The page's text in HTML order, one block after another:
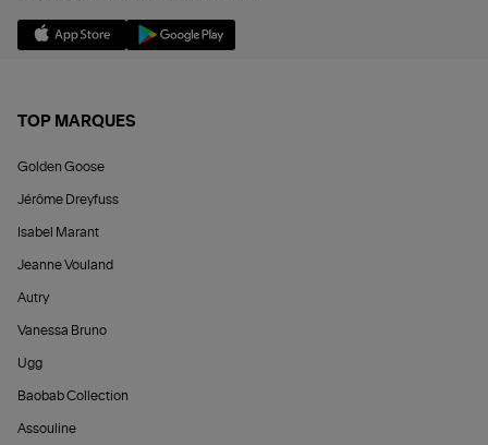
TOP MARQUES
Golden Goose
Jérôme Dreyfuss
Isabel Marant
Jeanne Vouland
Autry
Vanessa Bruno
Ugg
Baobab Collection
Assouline